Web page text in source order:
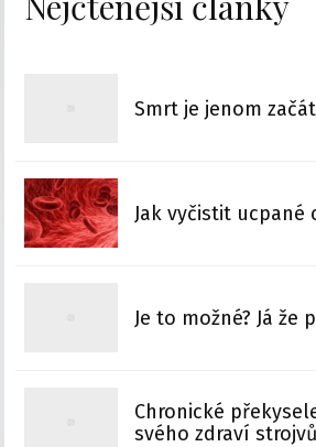
Smrt je jenom
Jak vyčistit ucpané
Je to možné? Já že
Chronické
svého zdraví